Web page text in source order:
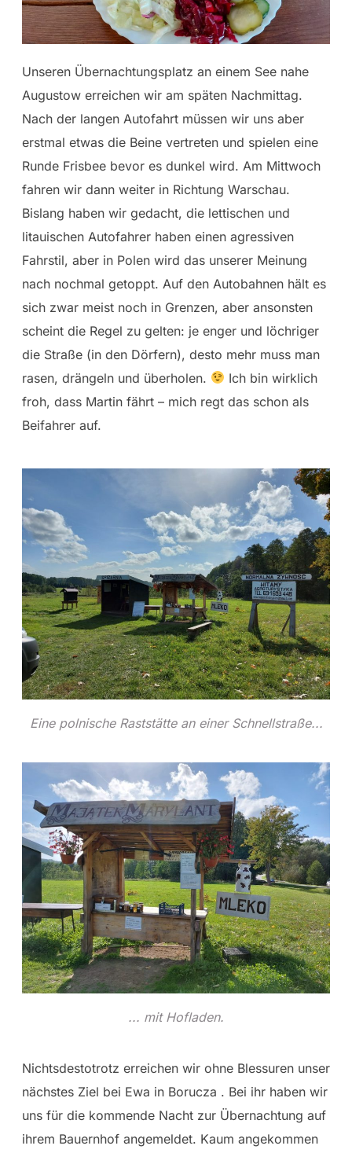
Unseren Übernachtungsplatz an einem See nahe
Augustow erreichen wir am späten Nachmittag.
Nach der langen Autofahrt müssen wir uns aber
erstmal etwas die Beine vertreten und spielen eine
Runde Frisbee bevor es dunkel wird. Am Mittwoch
fahren wir dann weiter in Richtung Warschau.
Bislang haben wir gedacht, die lettischen und
litauischen Autofahrer haben einen agressiven
Fahrstil, aber in Polen wird das unserer Meinung
nach nochmal getoppt. Auf den Autobahnen hält es
sich zwar meist noch in Grenzen, aber ansonsten
scheint die Regel zu gelten: je enger und löchriger
die Straße (in den Dörfern), desto mehr muss man
rasen, drängeln und überholen.
Ich bin wirklich
froh, dass Martin fährt – mich regt das schon als
Beifahrer auf.
Eine polnische Raststätte an einer Schnellstraße...
... mit Hofladen.
Nichtsdestotrotz erreichen wir ohne Blessuren unser
nächstes Ziel bei Ewa in Borucza . Bei ihr haben wir
uns für die kommende Nacht zur Übernachtung auf
ihrem Bauernhof angemeldet. Kaum angekommen